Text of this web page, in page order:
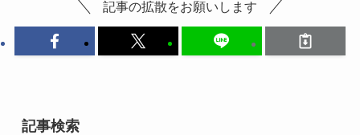
記事の拡散をお願いします
記事検索